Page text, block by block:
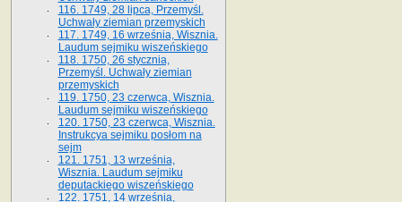
116. 1749, 28 lipca, Przemyśl.
Uchwały ziemian przemyskich
117. 1749, 16 września, Wisznia.
Laudum sejmiku wiszeńskiego
118. 1750, 26 stycznia,
Przemyśl. Uchwały ziemian
przemyskich
119. 1750, 23 czerwca, Wisznia.
Laudum sejmiku wiszeńskiego
120. 1750, 23 czerwca, Wisznia.
Instrukcya sejmiku posłom na
sejm
121. 1751, 13 września,
Wisznia. Laudum sejmiku
deputackiego wiszeńskiego
122. 1751, 14 września,